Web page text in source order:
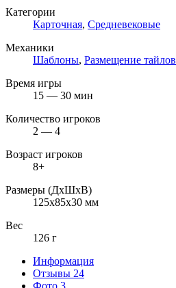
Категории
Карточная, Средневековые
Механики
Шаблоны, Размещение тайлов
Время игры
15 — 30 мин
Количество игроков
2 — 4
Возраст игроков
8+
Размеры (ДxШxВ)
125x85x30 мм
Вес
126 г
Информация
Отзывы 24
Фото 3